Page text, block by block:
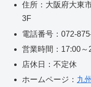
住所：大阪府大東
3F
電話番号：072-
営業時間：17:00～
店休日：不定休
ホームページ： 九